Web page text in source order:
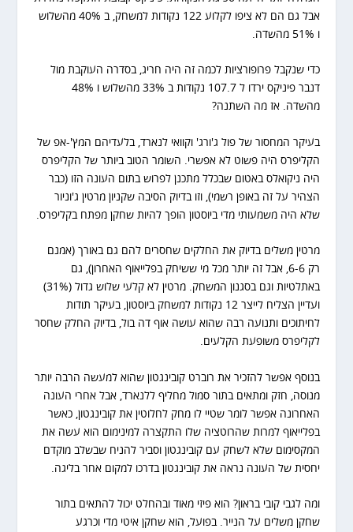
10
Brandon Boston Jr.
0.5
1.3
0.41
אבל גם הם לא ציפו לקלוע 122 נקודות למשחק, ב 40% מהשלוש
ו 51% מהשדה.
כדי שנקבל פרופורציות לכמה זה היה חריג, בסדרה העוקבת מול
דנבר פיניקס ירדו ל 107.7 נקודות ב 33% מהשלוש ו 48%
מהשדה. אז מה השתנה?
בעיקר המחסור של פול ג'ורג' וקוואי לנארד, בלעדיהם המץ'-אפ של
הקליפרס היה פשוט לא אפשרי. השומר הטוב ביותר של הקליפרס
היה ניקואלס באטום שבכלל מתכנן לפרוש בתום העונה הזו (כבר
הצהיר על זה באופן רשמי), וזו בדיוק הסיבה שקניון מרטין ג'וניור
שלא היה משמעותי מדי ביוסטון הופך להיות שחקן מפתח בקליפרס.
מרטין משלים בדיוק את החלקים שחסרים להם גם באורך (אמנם
רק 6-6, אבל זה יותר מכל מי ששיחק בפלייאוף האחרון), גם
באתלטיות וגם בסגנון המשחק. מרטין לא קלעי שלוש גדול (31%)
ועדיין הצליח לייצר 12 נקודות למשחק ביוסטון, בעיקר תודות
לחיתוכים ותנועה רבה שהוא עושה אוף דה בול, בדיוק החלק שחסר
לקליפרס משופעת הקלעים.
בנוסף אפשר להזכיר את רוברט קובינגטון שהוא למעשה הרבה יותר
מנוסה, חזק ומתאים בתור סמול מחליף ללנארד, אבל אחרי העונה
האחרונה אפשר לומר שטיי לו מחק לחלוטין את קובינגטון, כאשר
בפלייאוף למרות שהרוטציה שלו התקצרה למינימום הוא עשה את
המקסימום שלא לשחק עם קובינגטון וסביר להניח שבשלב מוקדם
יחסית של העונה נראה את קובינגטון בדרכו למקום אחר בליגה.
ומה לגבי קובי בראון? הוא פיזי מאוד ובהחלט יכול להתאים בתור
שחקן משלים על הנייר. בפועל, הוא שחקן איטי מדי וכרגע